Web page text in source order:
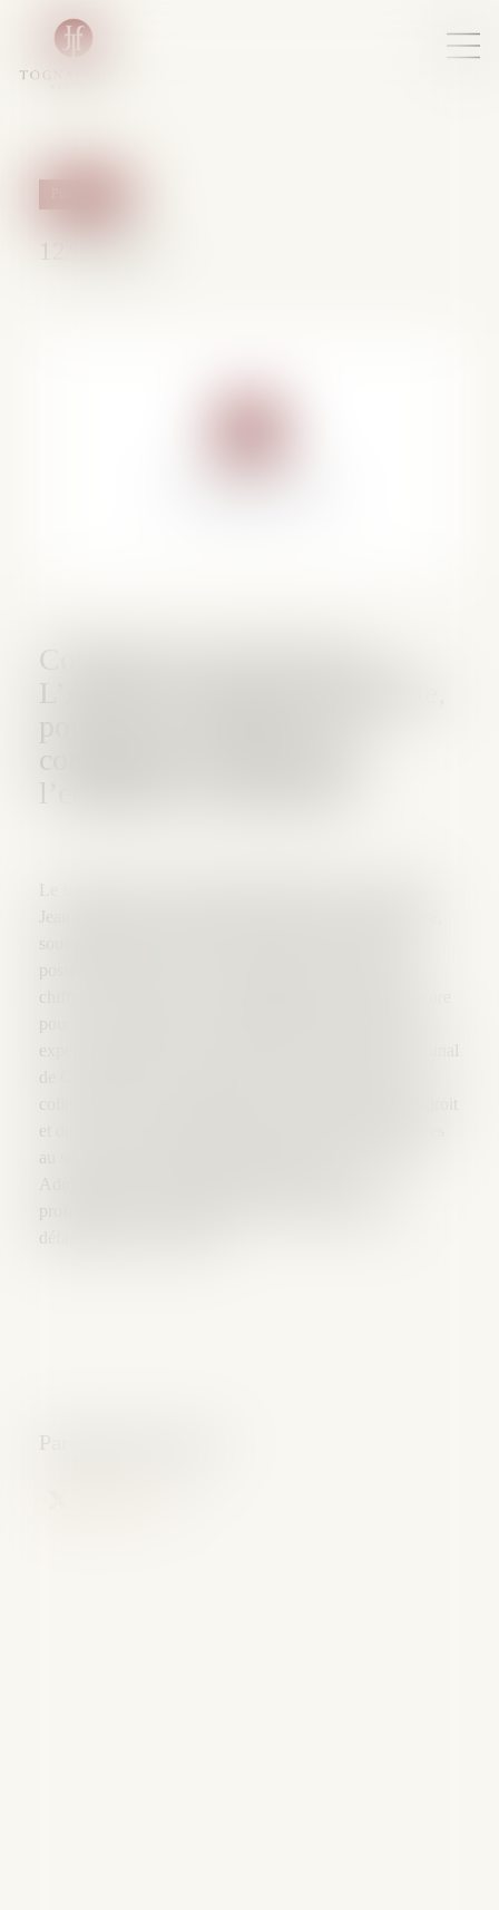
Colloque Aix-en-Provence :
L’Avocat et l’Expert-Comptable,
12/04/2013
Le rapport de la Commission présidée par mon confrère
chiffre - de devenir experts-comptables ou envisage encore
experts-comptables. D'ores-et-déjà, il est un lieu, le Tribunal
de Commerce, il est une matière, celle des procédures
collectives, où depuis longtemps, les professionnels du droit
et du chiffre font converger leurs compétences respectives
au service de l’entreprise en difficulté. Ce sont avec les
défaillance de l’entreprise.